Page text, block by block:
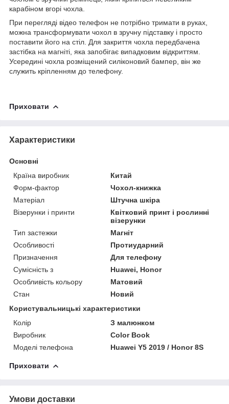
карабіном вгорі чохла.
При перегляді відео телефон не потрібно тримати в руках,
можна трансформувати чохол в зручну підставку і просто
поставити його на стіл. Для закриття чохла передбачена
застібка на магніті, яка запобігає випадковим відкриттям.
Усередині чохла розміщений силіконовий бампер, він же
служить кріпленням до телефону.
Приховати
Характеристики
Основні
Країна виробник
Китай
Форм-фактор
Чохол-книжка
Матеріал
Штучна шкіра
Візерунки і принти
Квітковий принт і рослинні
візерунки
Тип застежки
Магніт
Особливості
Протиударний
Призначення
Для телефону
Сумісність з
Huawei, Honor
Особливість кольору
Матовий
Стан
Новий
Користувальницькі характеристики
Колір
З малюнком
Виробник
Color Book
Моделі телефона
Huawei Y5 2019 / Honor 8S
Приховати
Умови доставки